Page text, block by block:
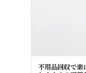
不用品回収で楽